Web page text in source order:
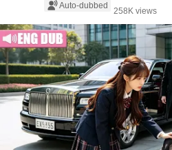
Auto-dubbed
258K views